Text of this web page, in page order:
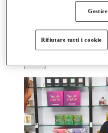
Pianifica la tua visita
Cosa c'è in programma
Gift Card
Servizi
Altro
Rifiutare tutti i cookie